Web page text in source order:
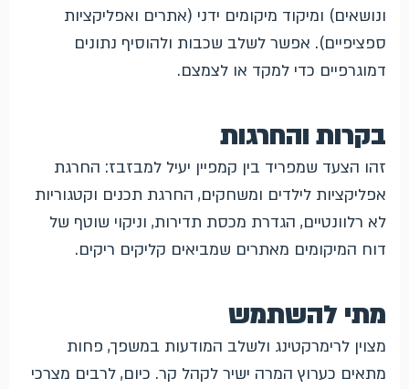
ונושאים) ומיקוד מיקומים ידני (אתרים ואפליקציות
ספציפיים). אפשר לשלב שכבות ולהוסיף נתונים
דמוגרפיים כדי למקד או לצמצם.
בקרות והחרגות
זהו הצעד שמפריד בין קמפיין יעיל למבזבז: החרגת
אפליקציות לילדים ומשחקים, החרגת תכנים וקטגוריות
לא רלוונטיים, הגדרת מכסת תדירות, וניקוי שוטף של
דוח המיקומים מאתרים שמביאים קליקים ריקים.
מתי להשתמש
מצוין לרימרקטינג ולשלב המודעות במשפך, פחות
מתאים כערוץ המרה ישיר לקהל קר. כיום, לרבים מצרכי